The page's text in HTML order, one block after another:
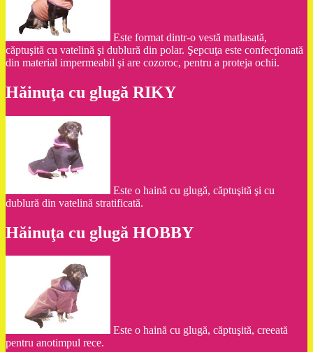
Este format dintr-o vestă matlasată,
căptuşită cu vatelină şi dublură din polar. Şepcuţa este confecţionată
din material impermeabil şi are cozoroc, pentru a proteja ochii.
Hăinuţa cu glugă RIKY
Este o haină cu glugă, căptuşită şi cu
dublură din vatelină stratificată.
Hăinuţa cu glugă HOBBY
Este o haină cu glugă, căptuşită, creeată
pentru anotimpul rece.